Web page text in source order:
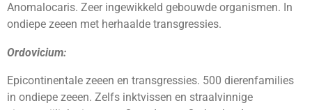
Anomalocaris. Zeer ingewikkeld gebouwde organismen. In
ondiepe zeeen met herhaalde transgressies.
Ordovicium:
Epicontinentale zeeen en transgressies. 500 dierenfamilies
in ondiepe zeeen. Zelfs inktvissen en straalvinnige